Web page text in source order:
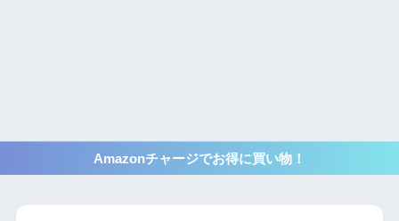
Amazonチャージでお得に買い物！